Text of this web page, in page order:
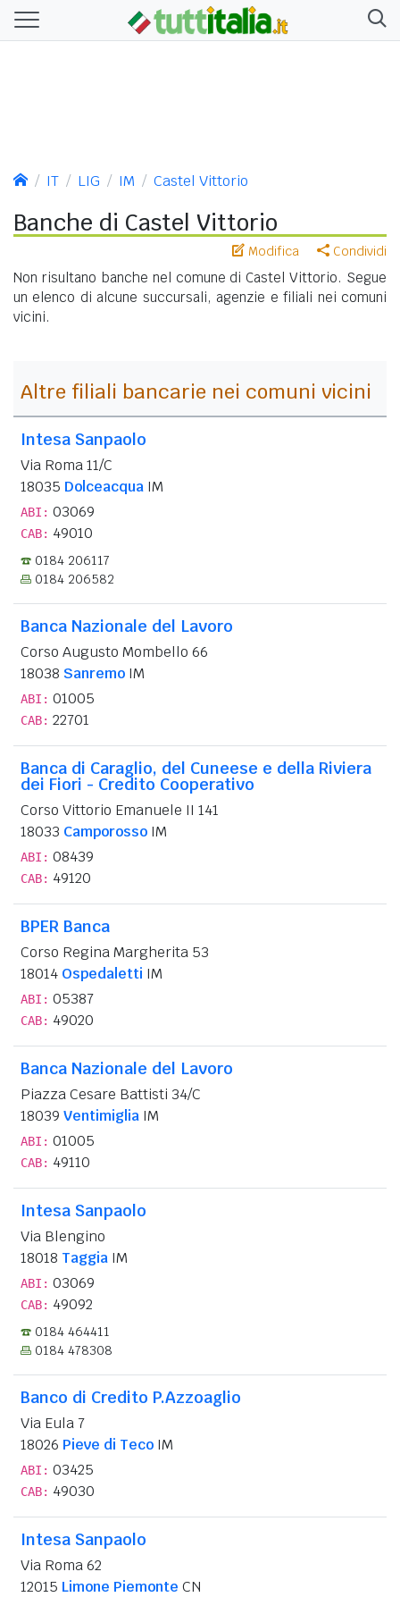
IT LIG IM Castel Vittorio
Banche di Castel Vittorio
Modifica Condividi
Non risultano banche nel comune di Castel Vittorio. Segue
un elenco di alcune succursali, agenzie e filiali nei comuni
vicini.
Altre filiali bancarie nei comuni vicini
Intesa Sanpaolo
Via Roma 11/C
18035 Dolceacqua IM
ABI: 03069
CAB: 49010
0184 206117
0184 206582
Banca Nazionale del Lavoro
Corso Augusto Mombello 66
18038 Sanremo IM
ABI: 01005
CAB: 22701
Banca di Caraglio, del Cuneese e della Riviera
dei Fiori - Credito Cooperativo
Corso Vittorio Emanuele II 141
18033 Camporosso IM
ABI: 08439
CAB: 49120
BPER Banca
Corso Regina Margherita 53
18014 Ospedaletti IM
ABI: 05387
CAB: 49020
Banca Nazionale del Lavoro
Piazza Cesare Battisti 34/C
18039 Ventimiglia IM
ABI: 01005
CAB: 49110
Intesa Sanpaolo
Via Blengino
18018 Taggia IM
ABI: 03069
CAB: 49092
0184 464411
0184 478308
Banco di Credito P.Azzoaglio
Via Eula 7
18026 Pieve di Teco IM
ABI: 03425
CAB: 49030
Intesa Sanpaolo
Via Roma 62
12015 Limone Piemonte CN